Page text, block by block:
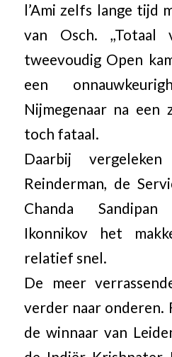
l’Ami zelfs lange tijd
van Osch. ,,Totaal
tweevoudig Open
een
Nijmegenaar na een
toch fataal.
Daarbij
Reinderman, de
Chanda
Ikonnikov het
relatief snel.
De meer
verder naar onderen.
de winnaar van